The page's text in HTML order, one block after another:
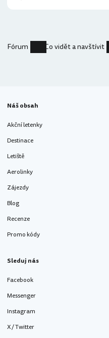
Fórum Co vidět a navštívit
Náš obsah
Akční letenky
Destinace
Letiště
Aerolinky
Zájezdy
Blog
Recenze
Promo kódy
Sleduj nás
Facebook
Messenger
Instagram
X / Twitter